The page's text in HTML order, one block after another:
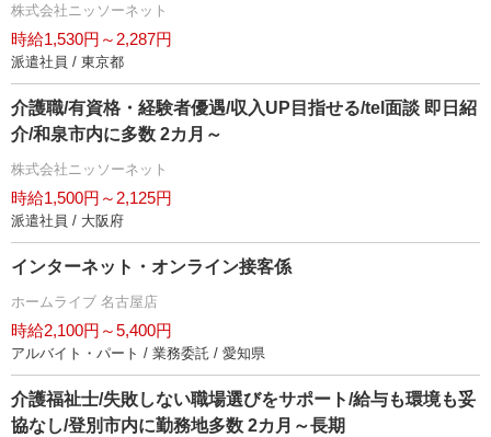
株式会社ニッソーネット
時給1,530円～2,287円
派遣社員 / 東京都
介護職/有資格・経験者優遇/収入UP目指せる/tel面談 即日紹
介/和泉市内に多数 2カ月～
株式会社ニッソーネット
時給1,500円～2,125円
派遣社員 / 大阪府
インターネット・オンライン接客係
ホームライブ 名古屋店
時給2,100円～5,400円
アルバイト・パート / 業務委託 / 愛知県
介護福祉士/失敗しない職場選びをサポート/給与も環境も妥
協なし/登別市内に勤務地多数 2カ月～長期